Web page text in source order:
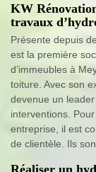
KW
travaux
Présente depuis
est la première
d’immeubles à
toiture. Avec son
devenue un
interventions.
entreprise, il est
de clientèle. Ils
Réaliser un